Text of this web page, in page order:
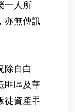
一人所
亦無傳訊
除自白
匪區及華
徒資產罪